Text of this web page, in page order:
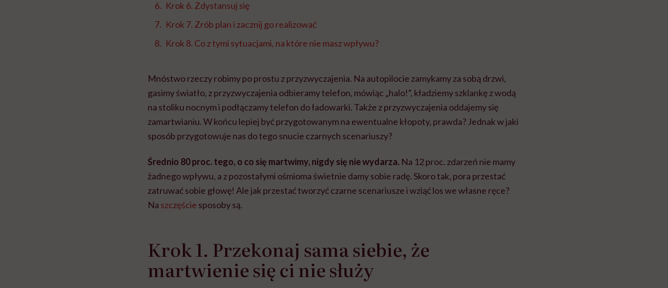
Krok 6. Zdystansuj się
Krok 7. Zrób plan i zacznij go realizować
Krok 8. Co z tymi sytuacjami, na które nie masz wpływu?
Mnóstwo rzeczy robimy po prostu z przyzwyczajenia. Na autopilocie zamykamy za sobą drzwi,
gasimy światło, z przyzwyczajenia odbieramy telefon, mówiąc „halo!”, kładziemy szklankę z wodą
na stoliku nocnym i podłączamy telefon do ładowarki. Także z przyzwyczajenia oddajemy się
zamartwianiu. W końcu lepiej być przygotowanym na ewentualne kłopoty, prawda? Jednak w jaki
sposób przygotowuje nas do tego snucie czarnych scenariuszy?
Średnio 80 proc. tego, o co się martwimy, nigdy się nie wydarza. Na 12 proc. zdarzeń nie mamy
żadnego wpływu, a z pozostałymi ośmioma świetnie damy sobie radę. Skoro tak, pora przestać
zatruwać sobie głowę! Ale jak przestać tworzyć czarne scenariusze i wziąć los we własne ręce?
Na szczęście sposoby są.
Krok 1. Przekonaj sama siebie, że
martwienie się ci nie służy